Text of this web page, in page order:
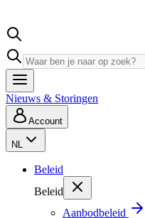
Nieuws & Storingen
Account
NL
Beleid
Beleid
Aanbodbeleid